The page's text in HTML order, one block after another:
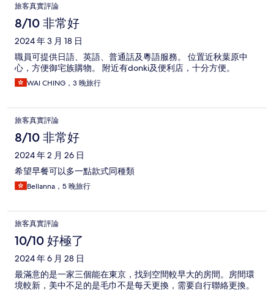
旅客真實評論
8/10 非常好
2024 年 3 月 18 日
職員可提供日語、英語、普通話及粵語服務。 位置近秋葉原中
心，方便御宅族購物。 附近有donki及便利店，十分方便。
WAI CHING，3 晚旅行
旅客真實評論
8/10 非常好
2024 年 2 月 26 日
希望早餐可以多一點款式同種類
Bellanna，5 晚旅行
旅客真實評論
10/10 好極了
2024 年 6 月 28 日
最滿意的是一家三個能在東京，找到空間較早大的房間。房間環
境較新，美中不足的是毛巾不是每天更換，需要自行聯絡更換。